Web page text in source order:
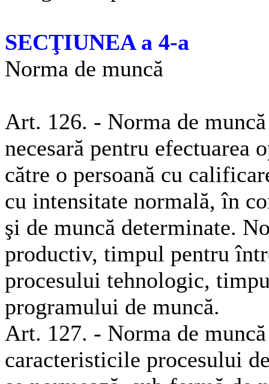
SECŢIUNEA a 4-a
Norma de muncă
Art. 126. - Norma de
necesară pentru
către o persoană cu
cu intensitate normală, în
şi de muncă determinate.
productiv, timpul pentru
procesului tehnologic,
programului de muncă.
Art. 127. - Norma de
caracteristicile procesului